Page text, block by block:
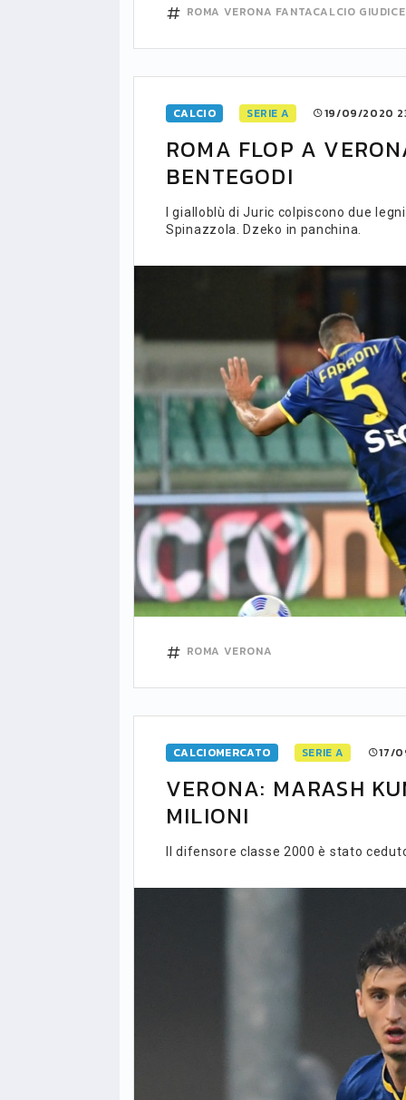
ROMA VERONA FANTACALCIO
CALCIO SERIE A 19/09/2020
ROMA FLOP A
BENTEGODI
I gialloblù di Juric colpiscono due
Spinazzola. Dzeko in panchina.
ROMA VERONA
CALCIOMERCATO SERIE A 17/
VERONA: MARASH
MILIONI
Il difensore classe 2000 è stato